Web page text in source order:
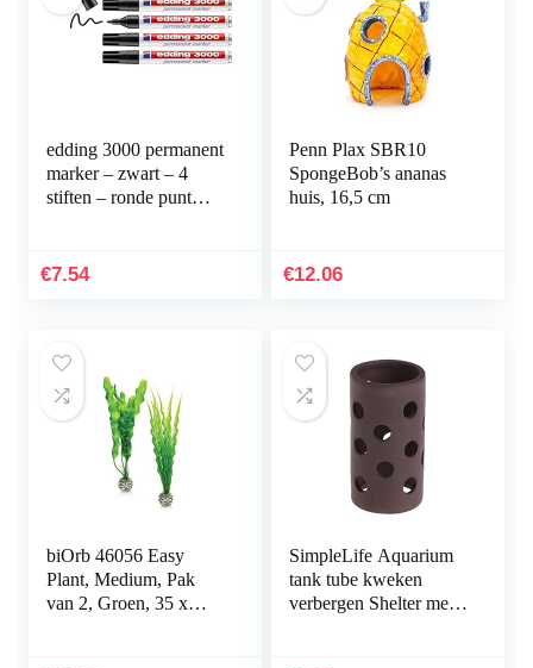
edding 3000 permanent
marker – zwart – 4
stiften – ronde punt
permanent marker –
€7.54
Penn Plax SBR10
SpongeBob’s ananas
huis, 16,5 cm
€12.06
biOrb 46056 Easy
Plant, Medium, Pak
van 2, Groen, 35 x
SimpleLife Aquarium
tank tube kweken
verbergen Shelter met